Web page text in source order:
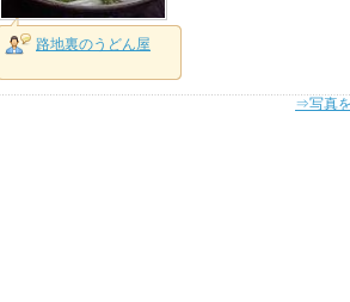
路地裏のうどん屋
⇒写真